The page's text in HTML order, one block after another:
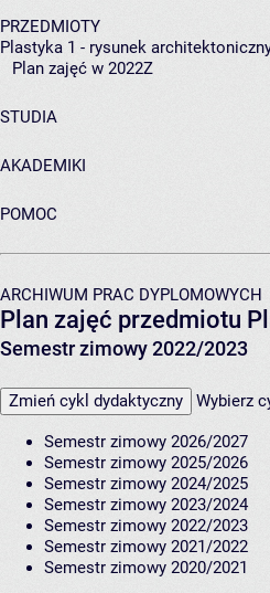
PRZEDMIOTY
Plastyka 1 - rysunek
Plan zajęć w 2022Z
STUDIA
AKADEMIKI
POMOC
ARCHIWUM PRAC DYPLOMOWYCH
Plan zajęć przedmiotu
Semestr zimowy 2022/2023
Zmień cykl dydaktyczny Wybierz
Semestr zimowy 2026/2027
Semestr zimowy 2025/2026
Semestr zimowy 2024/2025
Semestr zimowy 2023/2024
Semestr zimowy 2022/2023
Semestr zimowy 2021/2022
Semestr zimowy 2020/2021